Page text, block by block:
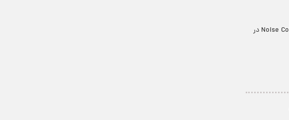
پارسینه: نویز اخیراً جدیدترین ساعت هوشمند خود را با نام Noise ColorFit Pulse ۳ در